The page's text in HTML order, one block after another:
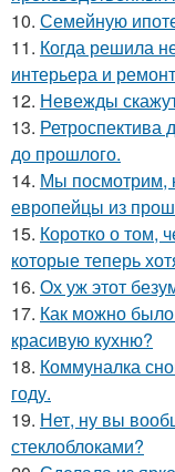
10. Семейную
11. Когда решила
интерьера и
12. Невежды
13. Ретроспектива
до прошлого.
14. Мы посмотрим,
европейцы из
15. Коротко о том,
которые теперь
16. Ох уж этот
17. Как можно было
красивую кухню?
18. Коммуналка
году.
19. Нет, ну вы
стеклоблоками?